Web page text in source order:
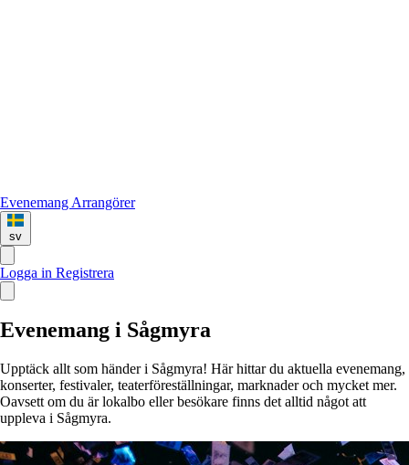
Evenemang Arrangörer
sv
Logga in Registrera
Evenemang i Sågmyra
Upptäck allt som händer i Sågmyra! Här hittar du aktuella evenemang,
konserter, festivaler, teaterföreställningar, marknader och mycket mer.
Oavsett om du är lokalbo eller besökare finns det alltid något att
uppleva i Sågmyra.